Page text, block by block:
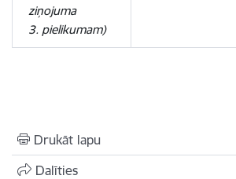
ziņojuma
3. pielikumam)
Drukāt lapu
Dalīties